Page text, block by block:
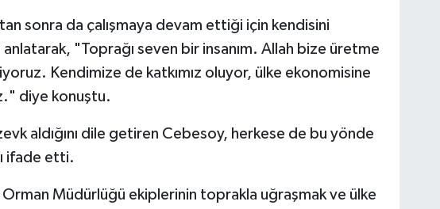
sonra da çalışmaya devam ettiği için kendisini
"Toprağı seven bir insanım. Allah bize üretme
Kendimize de katkımız oluyor, ülke ekonomisine
diye konuştu.
aldığını dile getiren Cebesoy, herkese de bu yönde
ifade etti.
Orman Müdürlüğü ekiplerinin toprakla uğraşmak ve ülke